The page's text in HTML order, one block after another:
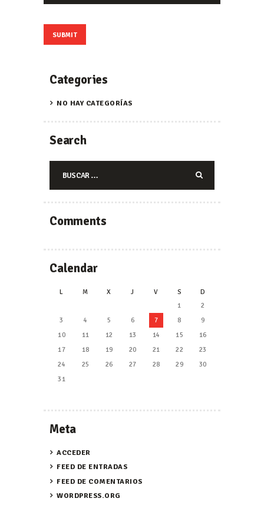
Categories
NO HAY CATEGORÍAS
Search
Comments
Calendar
L M X J V S
D
1
2
3
4 5 6 7 8
9
10
11 12 13 14 15
16
17
18 19 20 21 22
23
24
25 26 27 28 29
30
31
Meta
ACCEDER
FEED DE ENTRADAS
FEED DE COMENTARIOS
WORDPRESS.ORG